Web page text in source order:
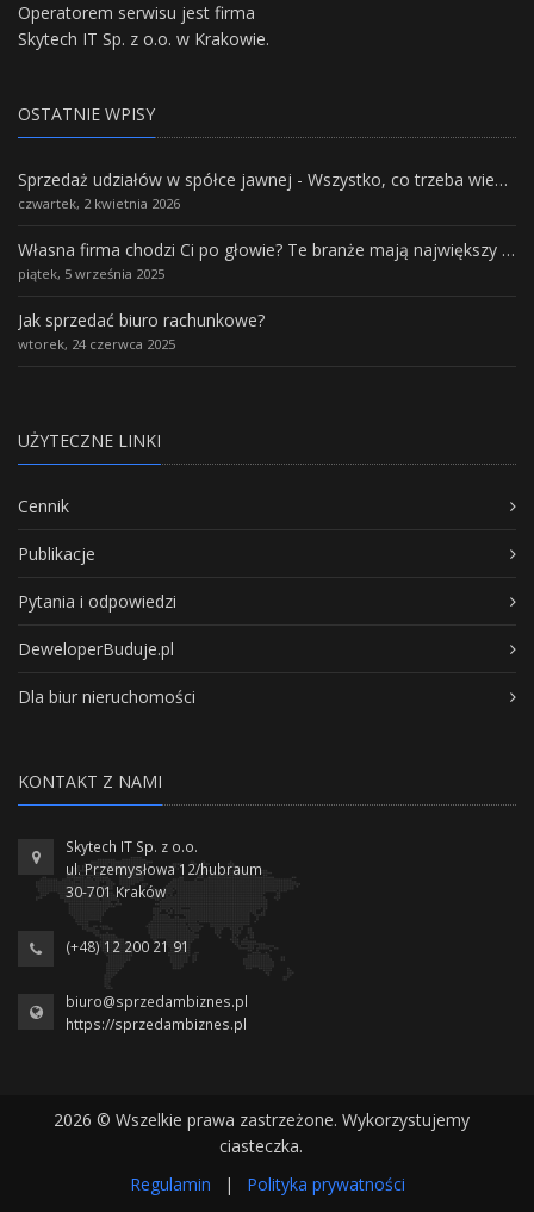
Operatorem serwisu jest firma
Skytech IT Sp. z o.o. w Krakowie.
OSTATNIE WPISY
Sprzedaż udziałów w spółce jawnej - Wszystko, co trzeba wiedzieć.
czwartek, 2 kwietnia 2026
Własna firma chodzi Ci po głowie? Te branże mają największy potencjał rozwoju
piątek, 5 września 2025
Jak sprzedać biuro rachunkowe?
wtorek, 24 czerwca 2025
UŻYTECZNE LINKI
Cennik
Publikacje
Pytania i odpowiedzi
DeweloperBuduje.pl
Dla biur nieruchomości
KONTAKT Z NAMI
Skytech IT Sp. z o.o.
ul. Przemysłowa 12/hubraum
30-701 Kraków
(+48) 12 200 21 91
biuro@sprzedambiznes.pl
https://sprzedambiznes.pl
2026 © Wszelkie prawa zastrzeżone. Wykorzystujemy
ciasteczka.
Regulamin
| Polityka prywatności